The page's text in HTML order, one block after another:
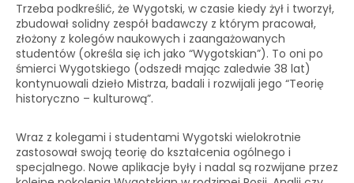
Trzeba podkreślić, że Wygotski, w czasie kiedy żył i tworzył,
zbudował solidny zespół badawczy z którym pracował,
złożony z kolegów naukowych i zaangażowanych
studentów (określa się ich jako “Wygotskian”). To oni po
śmierci Wygotskiego (odszedł mając zaledwie 38 lat)
kontynuowali dzieło Mistrza, badali i rozwijali jego “Teorię
historyczno – kulturową”.
Wraz z kolegami i studentami Wygotski wielokrotnie
zastosował swoją teorię do kształcenia ogólnego i
specjalnego. Nowe aplikacje były i nadal są rozwijane przez